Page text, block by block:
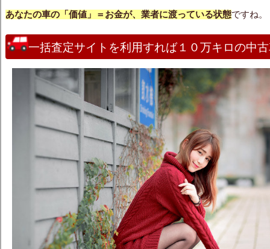
あなたの車の「価値」＝お金が、業者に渡っている状態ですね。
一括査定サイトを利用すれば１０万キロの中